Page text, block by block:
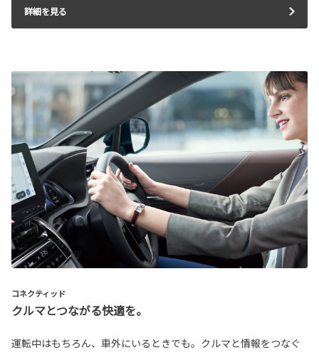
詳細を見る
コネクティッド
クルマとつながる快適を。
運転中はもちろん、車外にいるときでも。クルマと情報をつなぐ